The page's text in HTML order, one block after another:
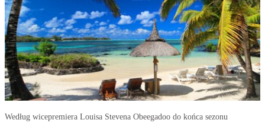
Według wicepremiera Louisa Stevena Obeegadoo do końca sezonu